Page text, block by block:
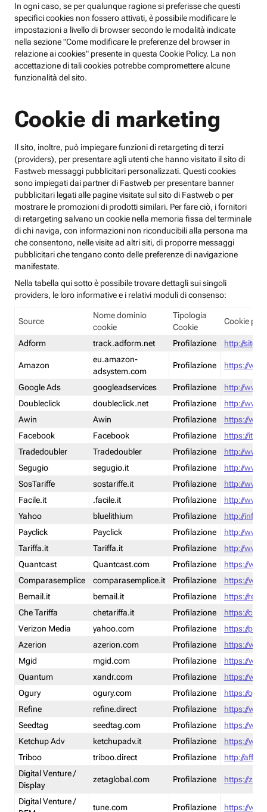
In ogni caso, se per qualunque ragione si preferisse che questi
specifici cookies non fossero attivati, è possibile modificare le
impostazioni a livello di browser secondo le modalità indicate
nella sezione "Come modificare le preferenze del browser in
relazione ai cookies" presente in questa Cookie Policy. La non
accettazione di tali cookies potrebbe compromettere alcune
funzionalità del sito.
Cookie di marketing
Il sito, inoltre, può impiegare funzioni di retargeting di terzi
(providers), per presentare agli utenti che hanno visitato il sito di
Fastweb messaggi pubblicitari personalizzati. Questi cookies
sono impiegati dai partner di Fastweb per presentare banner
pubblicitari legati alle pagine visitate sul sito di Fastweb o per
mostrare le promozioni di prodotti similari. Per fare ciò, i fornitori
di retargeting salvano un cookie nella memoria fissa del terminale
di chi naviga, con informazioni non riconducibili alla persona ma
che consentono, nelle visite ad altri siti, di proporre messaggi
pubblicitari che tengano conto delle preferenze di navigazione
manifestate.
Nella tabella qui sotto è possibile trovare dettagli sui singoli
providers, le loro informative e i relativi moduli di consenso:
Source
Nome dominio
cookie
Tipologia
Cookie
Cookie
Adform track.adform.net Profilazione http://
Amazon
eu.amazon-
adsystem.com
Profilazione https://
Google Ads googleadservices Profilazione
http://
Doubleclick
doubleclick.net Profilazione
http://
Awin
Awin Profilazione
https://
Facebook
Facebook Profilazione
https://it-
Tradedoubler
Tradedoubler Profilazione
http://
Segugio
segugio.it Profilazione
http://
SosTariffe
sostariffe.it Profilazione
http://
Facile.it
.facile.it Profilazione
http://
Yahoo
bluelithium Profilazione
http://
Payclick
Payclick Profilazione
http://
Tariffa.it
Tariffa.it Profilazione
http://
Quantcast
Quantcast.com Profilazione
https://
Comparasemplice
comparasemplice.it Profilazione
https://
Bemail.it
bemail.it Profilazione
https://
Che Tariffa
chetariffa.it Profilazione
https://
Verizon Media
yahoo.com Profilazione
https://
Azerion
azerion.com Profilazione
https://
Mgid
mgid.com Profilazione
https://
Quantum
xandr.com Profilazione
https://
Ogury
ogury.com Profilazione
https://
Refine
refine.direct Profilazione
https://
Seedtag
seedtag.com Profilazione
https://
Ketchup Adv
ketchupadv.it Profilazione
https://
Triboo
triboo.direct Profilazione
http://
Digital Venture /
Display
zetaglobal.com Profilazione https://
Digital Venture /
tune.com Profilazione https://